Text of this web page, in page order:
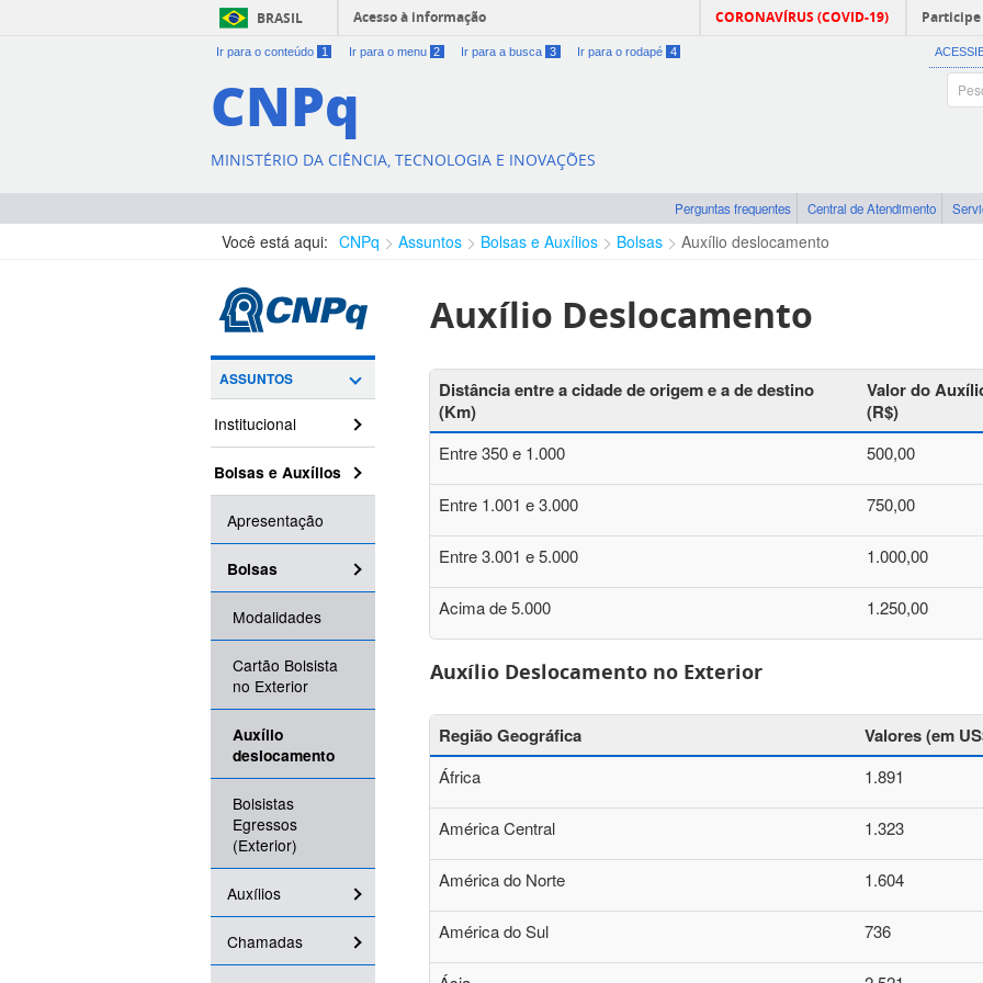
BRASIL Acesso à informação CORONAVÍRUS (COVID-19) Participe
Ir para o conteúdo 1 Ir para o menu 2 Ir para a busca 3 Ir para o rodapé 4
CNPq
MINISTÉRIO DA CIÊNCIA, TECNOLOGIA E INOVAÇÕES
Perguntas frequentes Central de Atendimento
Você está aqui: CNPq Assuntos Bolsas e Auxílios Bolsas Auxílio deslocamento
ASSUNTOS
Institucional
Bolsas e Auxílios
Apresentação
Bolsas
Modalidades
Cartão Bolsista
no Exterior
Auxílio
deslocamento
Bolsistas
Egressos
(Exterior)
Auxílios
Chamadas
Auxílio Deslocamento
Distância entre a cidade de origem e a de destino
(Km)
Valor do
(R$)
Entre 350 e 1.000 500,00
Entre 1.001 e 3.000 750,00
Entre 3.001 e 5.000 1.000,00
Acima de 5.000 1.250,00
Auxílio Deslocamento no Exterior
Região Geográfica Valores (em
África 1.891
América Central 1.323
América do Norte 1.604
América do Sul 736